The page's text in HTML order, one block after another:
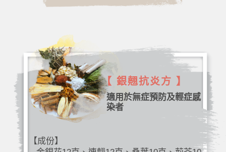
【 銀翹抗炎方 】
適用於無症預防及輕症感
染者
【成份】